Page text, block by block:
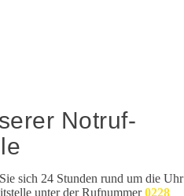
Notruf-
sich 24 Stunden rund um die Uhr
unter der Rufnummer0228